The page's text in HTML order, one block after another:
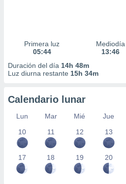
Primera luz
05:44
Mediodía
13:46
Duración del día 14h 48m
Luz diurna restante 15h 34m
Calendario lunar
Lun Mar Mié Jue
10
11 12 13
17 18 19 20